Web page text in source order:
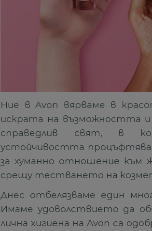
Ние в Avon вярваме в
искрата на възможността и
справедлив свят, в
устойчивостта
за хуманно отношение към
срещу тестването на
Днес отбелязваме един
Имаме удоволствието да
лична хигиена на Avon са